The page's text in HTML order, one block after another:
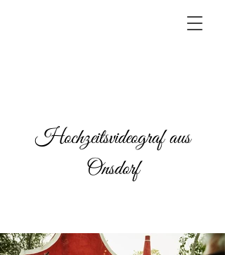
Hochzeitsvideograf aus
Onsdorf